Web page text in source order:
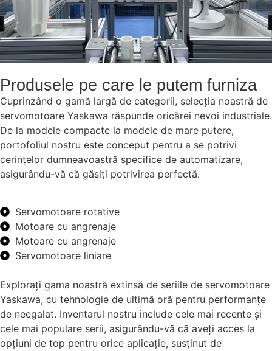
Produsele pe care le putem furniza
Cuprinzând o gamă largă de categorii, selecția noastră de
servomotoare Yaskawa răspunde oricărei nevoi industriale.
De la modele compacte la modele de mare putere,
portofoliul nostru este conceput pentru a se potrivi
cerințelor dumneavoastră specifice de automatizare,
asigurându-vă că găsiți potrivirea perfectă.
Servomotoare rotative
Motoare cu angrenaje
Motoare cu angrenaje
Servomotoare liniare
Explorați gama noastră extinsă de seriile de servomotoare
Yaskawa, cu tehnologie de ultimă oră pentru performanțe
de neegalat. Inventarul nostru include cele mai recente și
cele mai populare serii, asigurându-vă că aveți acces la
opțiuni de top pentru orice aplicație, susținut de